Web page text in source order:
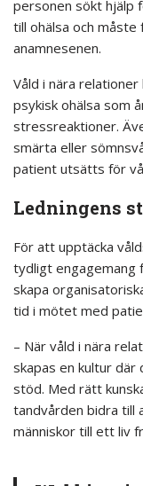
personen sökt hjälp
till ohälsa och måste
anamnesenen.
Våld i nära
psykisk ohälsa som
stressreaktioner.
smärta eller
patient utsätts för
Ledningens
För att upptäcka
tydligt engagemang
skapa
tid i mötet med
– När våld i nära
skapas en kultur
stöd. Med rätt
tandvården bidra till
människor till ett liv